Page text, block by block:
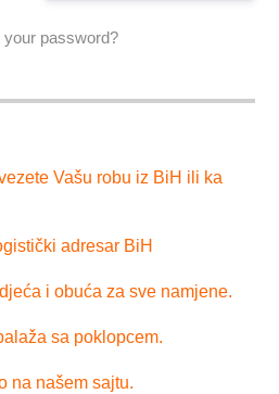
your password?
Vašu robu iz BiH ili ka
adresar BiH
i obuća za sve namjene.
sa poklopcem.
na našem sajtu.